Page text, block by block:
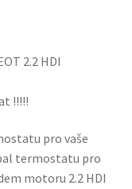
2.2 HDI
!!!!!
pro vaše
termostatu pro
motoru 2.2 HDI